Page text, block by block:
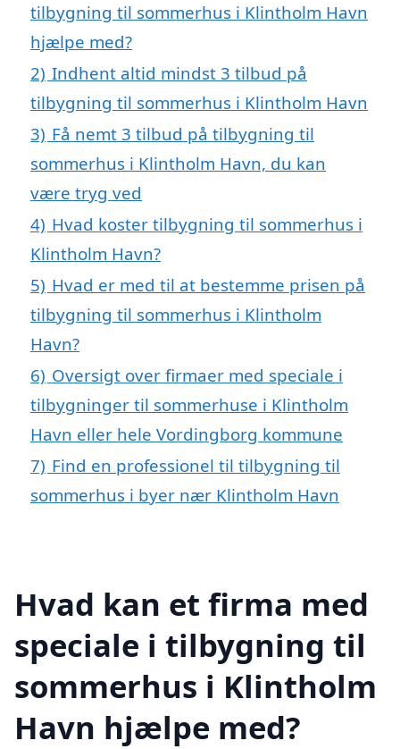
tilbygning til sommerhus i Klintholm Havn
hjælpe med?
2) Indhent altid mindst 3 tilbud på
tilbygning til sommerhus i Klintholm Havn
3) Få nemt 3 tilbud på tilbygning til
sommerhus i Klintholm Havn, du kan
være tryg ved
4) Hvad koster tilbygning til sommerhus i
Klintholm Havn?
5) Hvad er med til at bestemme prisen på
tilbygning til sommerhus i Klintholm
Havn?
6) Oversigt over firmaer med speciale i
tilbygninger til sommerhuse i Klintholm
Havn eller hele Vordingborg kommune
7) Find en professionel til tilbygning til
sommerhus i byer nær Klintholm Havn
Hvad kan et firma med
speciale i tilbygning til
sommerhus i Klintholm
Havn hjælpe med?